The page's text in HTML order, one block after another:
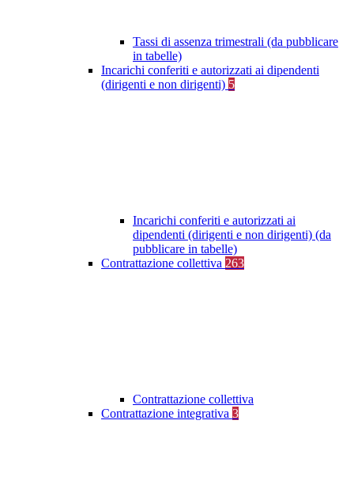
Tassi di assenza trimestrali (da pubblicare
in tabelle)
Incarichi conferiti e autorizzati ai dipendenti
(dirigenti e non dirigenti) 5
Incarichi conferiti e autorizzati ai
dipendenti (dirigenti e non dirigenti) (da
pubblicare in tabelle)
Contrattazione collettiva 263
Contrattazione collettiva
Contrattazione integrativa 3